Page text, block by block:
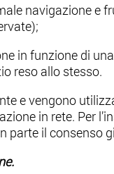
navigazione e
in funzione di
reso allo stesso.
e vengono
in rete. Per
parte il consenso